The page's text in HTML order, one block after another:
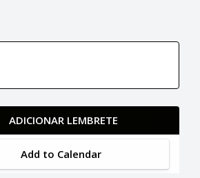
ADICIONAR LEMBRETE
Add to Calendar